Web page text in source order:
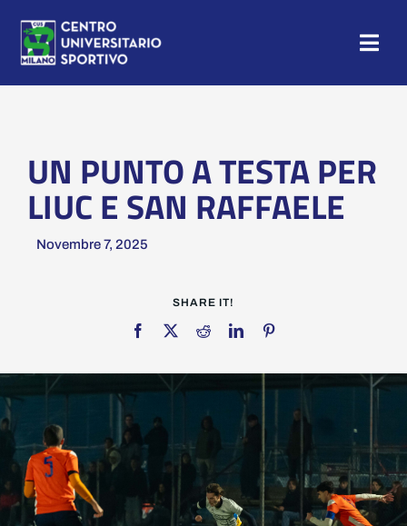
contenuto
HOME
CAMP
TESSERAMENTO
SEZIONI
COMPETIZIONI
ATTIVITÀ
UN PUNTO A TESTA PER
LIUC E SAN RAFFAELE
Novembre 7, 2025
SHARE IT!